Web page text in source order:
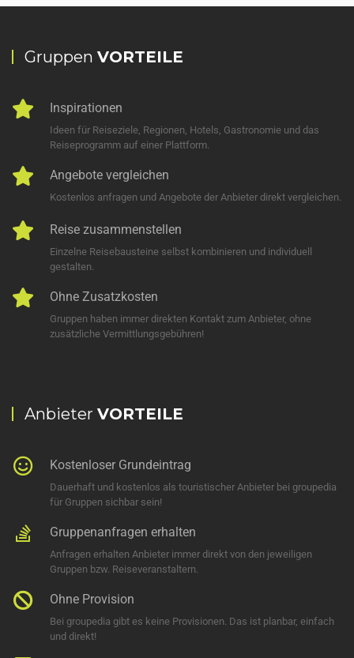
Gruppen VORTEILE
Inspirationen
Ideen für Reiseziele, Regionen, Hotels, Gastronomie und das
Reiseprogramm auf einer Plattform.
Angebote vergleichen
Kostenlos anfragen und Angebote der Anbieter direkt vergleichen.
Reise zusammenstellen
Einzelne Reisebausteine selbst kombinieren und individuell
gestalten.
Ohne Zusatzkosten
Gruppen haben immer direkten Kontakt zum Anbieter, ohne
zusätzliche Vermittlungsgebühren!
Anbieter VORTEILE
Kostenloser Grundeintrag
Dauerhaft und kostenlos als touristischer Anbieter bei groupedia
für Gruppen sichbar sein!
Gruppenanfragen erhalten
Anfragen erhalten Anbieter immer direkt von den jeweiligen
Gruppen bzw. Reiseveranstaltern.
Ohne Provision
Bei groupedia gibt es keine Provisionen. Das ist planbar, einfach
und direkt!